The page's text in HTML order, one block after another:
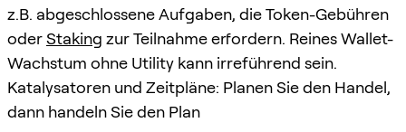
z.B. abgeschlossene Aufgaben, die Token-Gebühren
oderStaking zur Teilnahme erfordern. Reines Wallet-
Wachstum ohne Utility kann irreführend sein.
Katalysatoren und Zeitpläne: Planen Sie den Handel,
dann handeln Sie den Plan